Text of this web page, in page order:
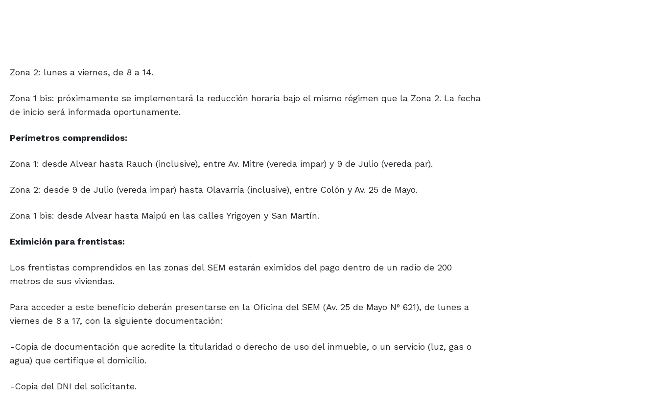
Zona 2: lunes a viernes, de 8 a 14.
Zona 1 bis: próximamente se implementará la reducción horaria bajo el mismo régimen que la Zona 2. La fecha
de inicio será informada oportunamente.
Perímetros comprendidos:
Zona 1: desde Alvear hasta Rauch (inclusive), entre Av. Mitre (vereda impar) y 9 de Julio (vereda par).
Zona 2: desde 9 de Julio (vereda impar) hasta Olavarría (inclusive), entre Colón y Av. 25 de Mayo.
Zona 1 bis: desde Alvear hasta Maipú en las calles Yrigoyen y San Martín.
Eximición para frentistas:
Los frentistas comprendidos en las zonas del SEM estarán eximidos del pago dentro de un radio de 200
metros de sus viviendas.
Para acceder a este beneficio deberán presentarse en la Oficina del SEM (Av. 25 de Mayo Nº 621), de lunes a
viernes de 8 a 17, con la siguiente documentación:
-Copia de documentación que acredite la titularidad o derecho de uso del inmueble, o un servicio (luz, gas o
agua) que certifique el domicilio.
-Copia del DNI del solicitante.